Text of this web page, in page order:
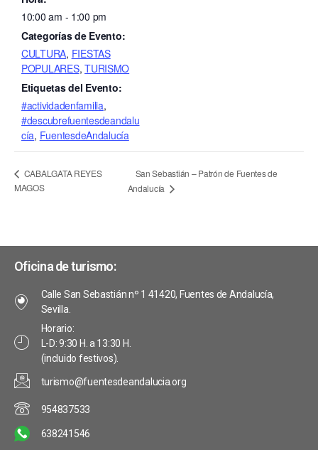
10:00 am - 1:00 pm
Categorías de Evento:
CULTURA, FIESTAS
POPULARES,TURISMO
Etiquetas del Evento:
#actividadenfamilia,
#descubrefuentesdeandalu
cía, FuentesdeAndalucía
CABALGATA REYES
MAGOS
San Sebastián – Patrón de Fuentes de
Andalucía
Oficina de turismo:
Calle San Sebastián nº 1 41420, Fuentes de Andalucía,
Sevilla.
Horario:
L-D: 9:30 H. a 13:30 H.
(incluido festivos).
turismo@fuentesdeandalucia.org
954837533
638241546